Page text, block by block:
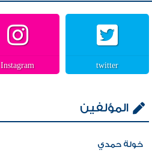
twitter
Instagram
المؤلفين
خولة حمدي